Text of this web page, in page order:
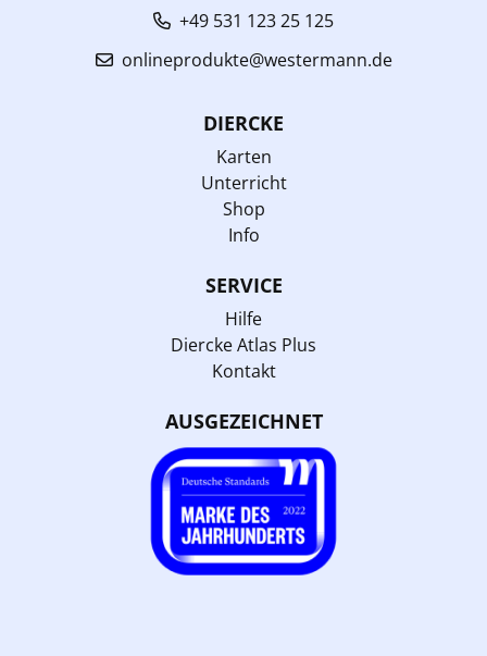
+49 531 123 25 125
onlineprodukte@westermann.de
DIERCKE
Karten
Unterricht
Shop
Info
SERVICE
Hilfe
Diercke Atlas Plus
Kontakt
AUSGEZEICHNET